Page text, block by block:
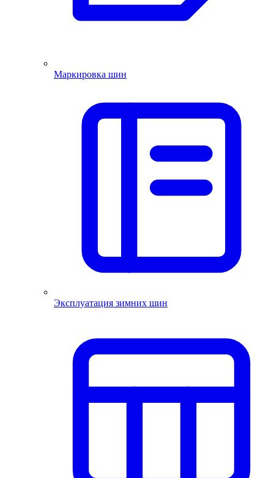
Маркировка шин
Эксплуатация зимних шин